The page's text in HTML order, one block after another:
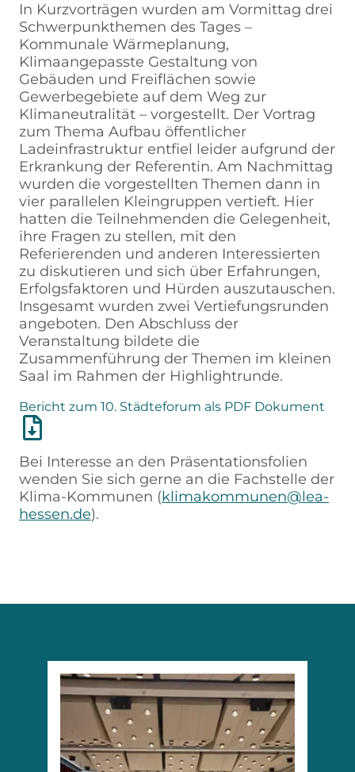
In Kurzvorträgen wurden am Vormittag drei
Schwerpunkthemen des Tages –
Kommunale Wärmeplanung,
Klimaangepasste Gestaltung von
Gebäuden und Freiflächen sowie
Gewerbegebiete auf dem Weg zur
Klimaneutralität – vorgestellt. Der Vortrag
zum Thema Aufbau öffentlicher
Ladeinfrastruktur entfiel leider aufgrund der
Erkrankung der Referentin. Am Nachmittag
wurden die vorgestellten Themen dann in
vier parallelen Kleingruppen vertieft. Hier
hatten die Teilnehmenden die Gelegenheit,
ihre Fragen zu stellen, mit den
Referierenden und anderen Interessierten
zu diskutieren und sich über Erfahrungen,
Erfolgsfaktoren und Hürden auszutauschen.
Insgesamt wurden zwei Vertiefungsrunden
angeboten. Den Abschluss der
Veranstaltung bildete die
Zusammenführung der Themen im kleinen
Saal im Rahmen der Highlightrunde.
Bericht zum 10. Städteforum als PDF Dokument
Bei Interesse an den Präsentationsfolien
wenden Sie sich gerne an die Fachstelle der
Klima-Kommunen (klimakommunen@lea-
hessen.de).